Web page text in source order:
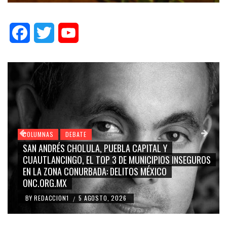
FacebookTwitter
COLUMNAS DEBATE
GRACE PALOMARES, NAY SALVATORI, SERGIO MAYER,
CARMEN SALINAS “LA CORCHOLATA”, CUAUHTÉMOC
BLANCO, SILVIA PINAL: LA TRIVIALIZACIÓN Y
RIDICULIZACIÓN DE LA REPRESENTACIÓN CIUDADANA
BY REDACCION1 / 4 AGOSTO, 2026